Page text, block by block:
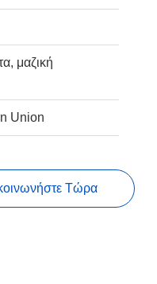
μαζική
Union
Τώρα